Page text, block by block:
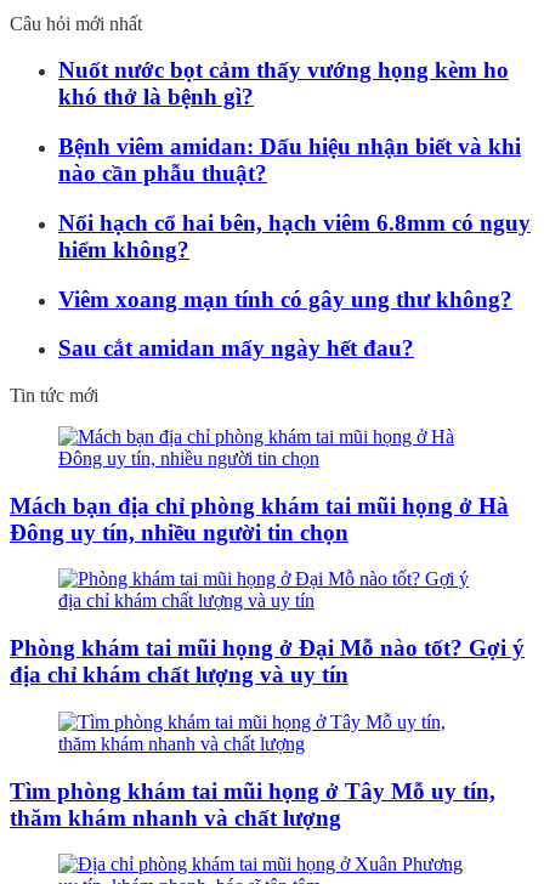
Câu hỏi mới nhất
Nuốt nước bọt cảm thấy vướng họng kèm ho
khó thở là bệnh gì?
Bệnh viêm amidan: Dấu hiệu nhận biết và khi
nào cần phẫu thuật?
Nổi hạch cổ hai bên, hạch viêm 6.8mm có nguy
hiểm không?
Viêm xoang mạn tính có gây ung thư không?
Sau cắt amidan mấy ngày hết đau?
Tin tức mới
Mách bạn địa chỉ phòng khám tai mũi họng ở Hà
Đông uy tín, nhiều người tin chọn
Phòng khám tai mũi họng ở Đại Mỗ nào tốt? Gợi ý
địa chỉ khám chất lượng và uy tín
Tìm phòng khám tai mũi họng ở Tây Mỗ uy tín,
thăm khám nhanh và chất lượng